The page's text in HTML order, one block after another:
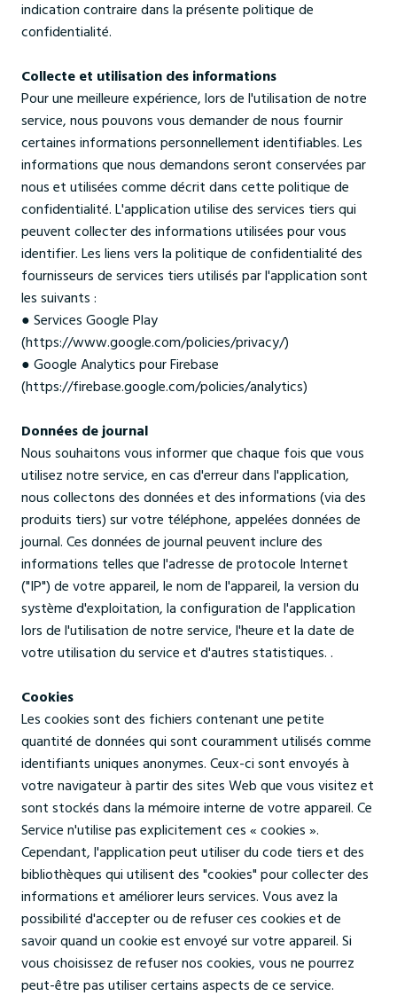
indication contraire dans la présente politique de
confidentialité.
Collecte et utilisation des informations
Pour une meilleure expérience, lors de l'utilisation de notre
service, nous pouvons vous demander de nous fournir
certaines informations personnellement identifiables. Les
informations que nous demandons seront conservées par
nous et utilisées comme décrit dans cette politique de
confidentialité. L'application utilise des services tiers qui
peuvent collecter des informations utilisées pour vous
identifier. Les liens vers la politique de confidentialité des
fournisseurs de services tiers utilisés par l'application sont
les suivants :
● Services Google Play
(https://www.google.com/policies/privacy/)
● Google Analytics pour Firebase
(https://firebase.google.com/policies/analytics)
Données de journal
Nous souhaitons vous informer que chaque fois que vous
utilisez notre service, en cas d'erreur dans l'application,
nous collectons des données et des informations (via des
produits tiers) sur votre téléphone, appelées données de
journal. Ces données de journal peuvent inclure des
informations telles que l'adresse de protocole Internet
("IP") de votre appareil, le nom de l'appareil, la version du
système d'exploitation, la configuration de l'application
lors de l'utilisation de notre service, l'heure et la date de
votre utilisation du service et d'autres statistiques. .
Cookies
Les cookies sont des fichiers contenant une petite
quantité de données qui sont couramment utilisés comme
identifiants uniques anonymes. Ceux-ci sont envoyés à
votre navigateur à partir des sites Web que vous visitez et
sont stockés dans la mémoire interne de votre appareil. Ce
Service n'utilise pas explicitement ces « cookies ».
Cependant, l'application peut utiliser du code tiers et des
bibliothèques qui utilisent des "cookies" pour collecter des
informations et améliorer leurs services. Vous avez la
possibilité d'accepter ou de refuser ces cookies et de
savoir quand un cookie est envoyé sur votre appareil. Si
vous choisissez de refuser nos cookies, vous ne pourrez
peut-être pas utiliser certains aspects de ce service.